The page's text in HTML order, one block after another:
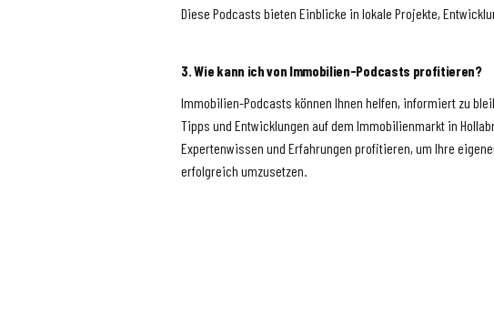
Diese Podcasts bieten Einblicke in lokale Projekte,
3. Wie kann ich von Immobilien-Podcasts profitieren?
Immobilien-Podcasts können Ihnen helfen, informiert zu
Tipps und Entwicklungen auf dem Immobilienmarkt in
Expertenwissen und Erfahrungen profitieren, um Ihre
erfolgreich umzusetzen.